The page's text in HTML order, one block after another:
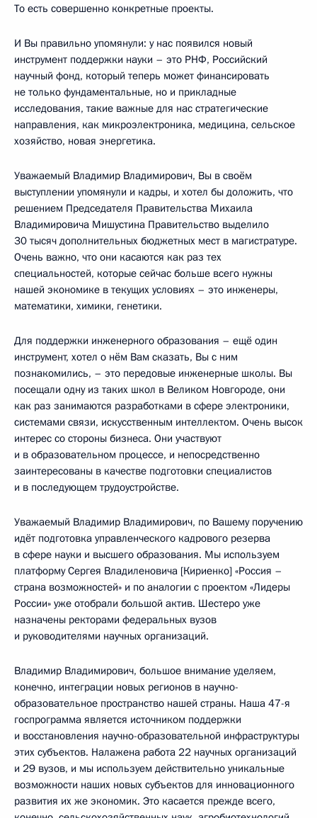
То есть совершенно конкретные проекты.
И Вы правильно упомянули: у нас появился новый
инструмент поддержки науки – это РНФ, Российский
научный фонд, который теперь может финансировать
не только фундаментальные, но и прикладные
исследования, такие важные для нас стратегические
направления, как микроэлектроника, медицина, сельское
хозяйство, новая энергетика.
Уважаемый Владимир Владимирович, Вы в своём
выступлении упомянули и кадры, и хотел бы доложить, что
решением Председателя Правительства Михаила
Владимировича Мишустина Правительство выделило
30 тысяч дополнительных бюджетных мест в магистратуре.
Очень важно, что они касаются как раз тех
специальностей, которые сейчас больше всего нужны
нашей экономике в текущих условиях – это инженеры,
математики, химики, генетики.
Для поддержки инженерного образования – ещё один
инструмент, хотел о нём Вам сказать, Вы с ним
познакомились, – это передовые инженерные школы. Вы
посещали одну из таких школ в Великом Новгороде, они
как раз занимаются разработками в сфере электроники,
системами связи, искусственным интеллектом. Очень высок
интерес со стороны бизнеса. Они участвуют
и в образовательном процессе, и непосредственно
заинтересованы в качестве подготовки специалистов
и в последующем трудоустройстве.
Уважаемый Владимир Владимирович, по Вашему поручению
идёт подготовка управленческого кадрового резерва
в сфере науки и высшего образования. Мы используем
платформу Сергея Владиленовича [Кириенко] «Россия –
страна возможностей» и по аналогии с проектом «Лидеры
России» уже отобрали большой актив. Шестеро уже
назначены ректорами федеральных вузов
и руководителями научных организаций.
Владимир Владимирович, большое внимание уделяем,
конечно, интеграции новых регионов в научно-
образовательное пространство нашей страны. Наша 47-я
госпрограмма является источником поддержки
и восстановления научно-образовательной инфраструктуры
этих субъектов. Налажена работа 22 научных организаций
и 29 вузов, и мы используем действительно уникальные
возможности наших новых субъектов для инновационного
развития их же экономик. Это касается прежде всего,